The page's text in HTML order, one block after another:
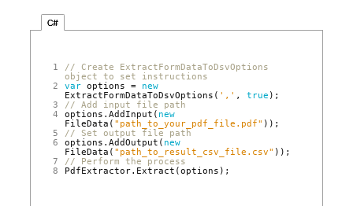
C#
1
// Create ExtractFormDataToDsvOptions
object to set instructions
2
var options =
new
ExtractFormDataToDsvOptions ( ',' , true );
3
// Add input file path
4
options .AddInput ( new
FileData ( "path_to_your_pdf_file.pdf" ));
5
// Set output file path
6
options .AddOutput ( new
FileData ( "path_to_result_csv_file.csv" ));
7
// Perform the process
8
PdfExtractor. Extract (options );